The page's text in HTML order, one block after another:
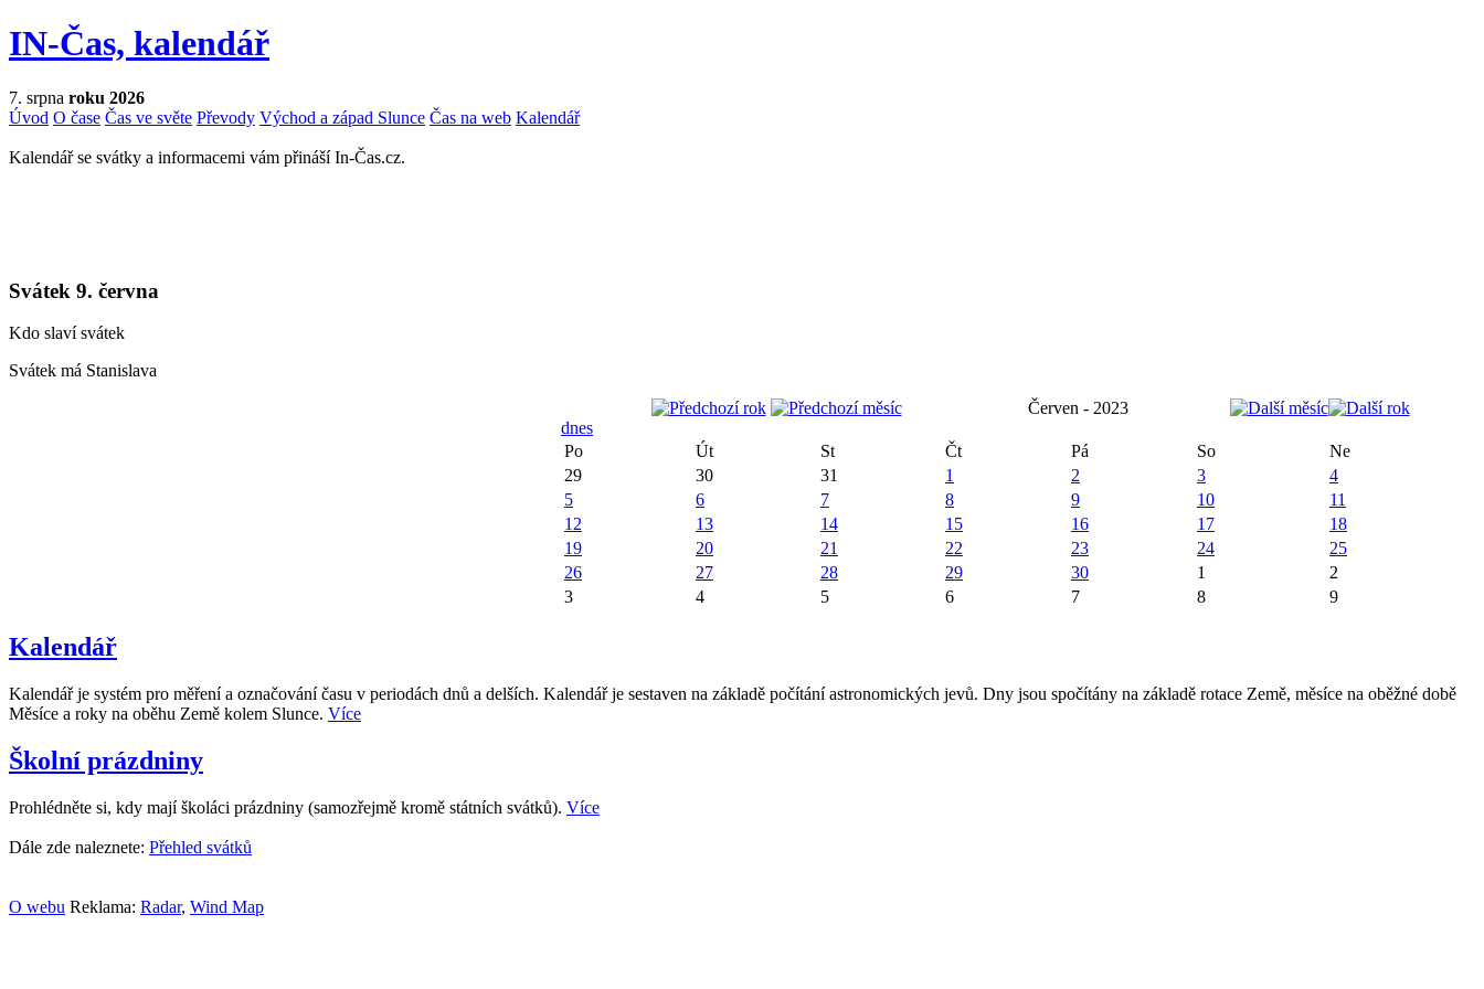
IN-Čas, kalendář
7. srpna roku 2026
Úvod O čase Čas ve světe Převody Východ a západ Slunce Čas na web Kalendář
Kalendář se svátky a informacemi vám přináší In-Čas.cz.
Svátek 9. června
Kdo slaví svátek
Svátek má Stanislava
Červen - 2023
dnes
Po
Út St Čt Pá So
Ne
29
30 31 1 2 3
4
5
6 7 8 9 10
11
12
13 14 15 16 17
18
19
20 21 22 23 24
25
26
27 28 29 30 1
2
3
4 5 6 7 8 9
Kalendář
Kalendář je systém pro měření a označování času v periodách dnů a delších. Kalendář je sestaven na základě počítání astronomických jevů. Dny jsou spočítány na základě rotace Země, měsíce na oběžné době
Měsíce a roky na oběhu Země kolem Slunce. Více
Školní prázdniny
Prohlédněte si, kdy mají školáci prázdniny (samozřejmě kromě státních svátků). Více
Dále zde naleznete: Přehled svátků
O webu Reklama: Radar, Wind Map